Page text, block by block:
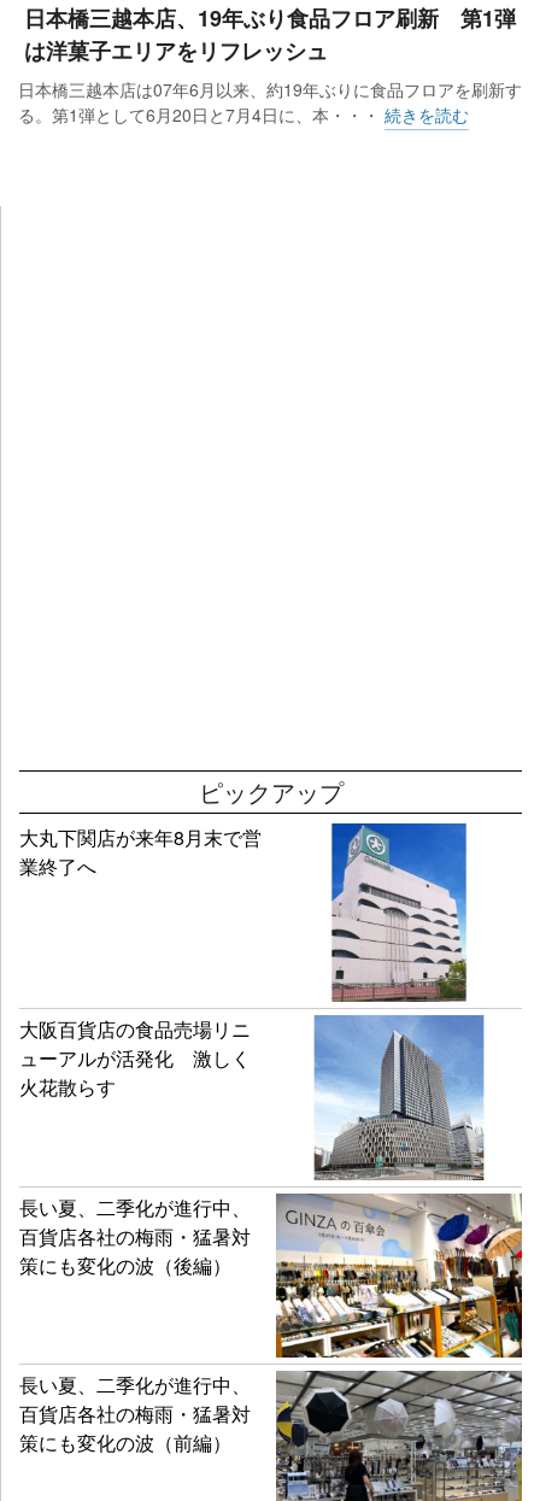
日本橋三越本店、19年ぶり食品フロア刷新 第1弾
は洋菓子エリアをリフレッシュ
日本橋三越本店は07年6月以来、約19年ぶりに食品フロアを刷新す
る。第1弾として6月20日と7月4日に、本・・・ 続きを読む
ピックアップ
大丸下関店が来年8月末で営
業終了へ
大阪百貨店の食品売場リニ
ューアルが活発化 激しく
火花散らす
長い夏、二季化が進行中、
百貨店各社の梅雨・猛暑対
策にも変化の波（後編）
長い夏、二季化が進行中、
百貨店各社の梅雨・猛暑対
策にも変化の波（前編）